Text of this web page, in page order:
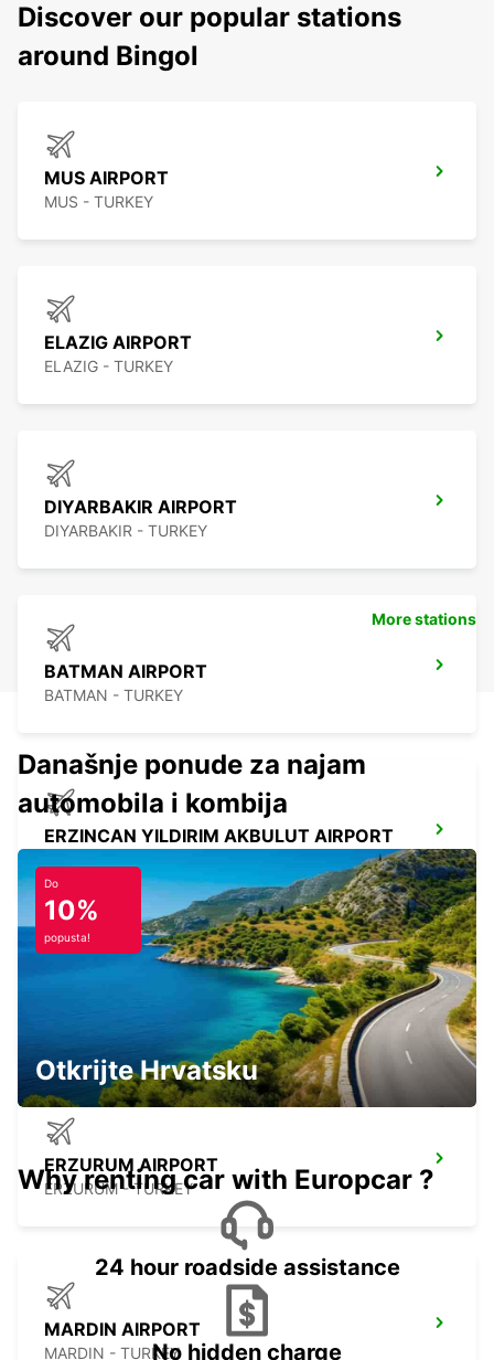
Discover our popular stations
around Bingol
MUS AIRPORT
MUS - TURKEY
ELAZIG AIRPORT
ELAZIG - TURKEY
DIYARBAKIR AIRPORT
DIYARBAKIR - TURKEY
BATMAN AIRPORT
BATMAN - TURKEY
ERZINCAN YILDIRIM AKBULUT AIRPORT
ERZURUM AIRPORT
ERZURUM - TURKEY
MARDIN AIRPORT
MARDIN - TURKEY
More stations
Današnje ponude za najam
automobila i kombija
Do
10%
popusta!
Otkrijte Hrvatsku
Why renting car with Europcar ?
24 hour roadside assistance
No hidden charge